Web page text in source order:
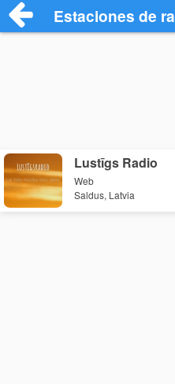
Estaciones de
Lustīgs Radio
Web
Saldus, Latvia